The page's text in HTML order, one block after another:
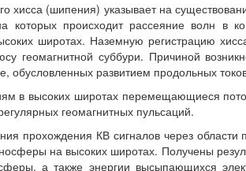
хисса (шипения) указывает на
которых происходит рассеяние волн в
широтах. Наземную регистрацию
геомагнитной суббури. Причиной
обусловленных развитием продольных
в высоких широтах перемещающиеся
геомагнитных пульсаций.
прохождения КВ сигналов через
на высоких широтах. Получены
а также энергии высыпающихся